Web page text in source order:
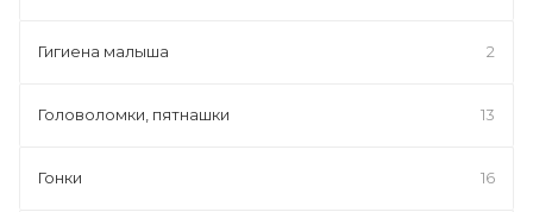
Гигиена малыша 2
Головоломки, пятнашки 13
Гонки 16